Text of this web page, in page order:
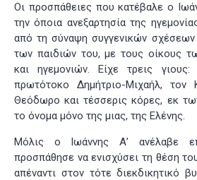
Οι προσπάθειες που κατέβαλε ο
την όποια ανεξαρτησία της
από τη σύναψη συγγενικών
των παιδιών του, με τους οίκους
και ηγεμονιών. Είχε τρεις γιους:
πρωτότοκο Δημήτριο-Μιχαήλ, τον
Θεόδωρο και τέσσερις κόρες, εκ
το όνομα μόνο της μιας, της Ελένης.
Μόλις ο Ιωάννης Α’ ανέλαβε
προσπάθησε να ενισχύσει τη θέση
απέναντι στον τότε διεκδικητικό